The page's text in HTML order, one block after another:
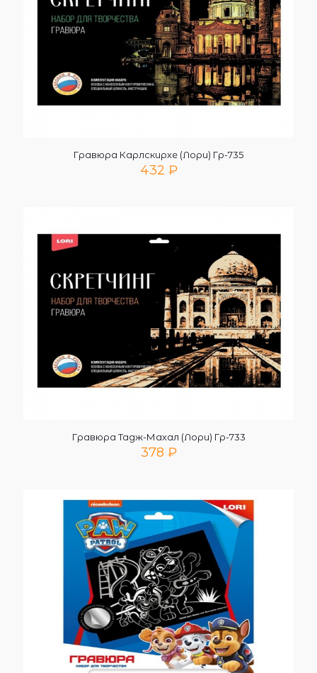
Гравюра Карлскирхе (Лори) Гр-735
432 ₽
Гравюра Тадж-Махал (Лори) Гр-733
378 ₽